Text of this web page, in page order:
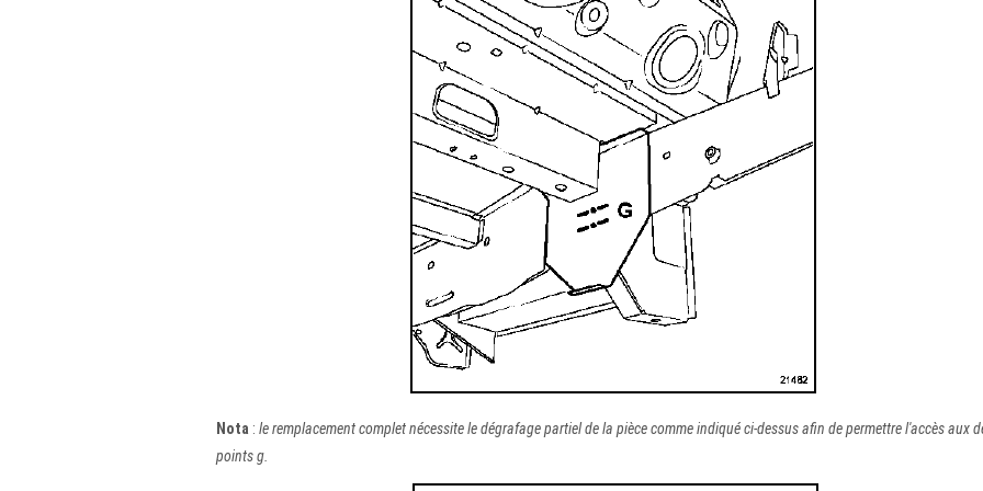
Nota : le remplacement complet nécessite le dégrafage partiel de la pièce comme indiqué ci-dessus afin de permettre l'accès aux
points g.